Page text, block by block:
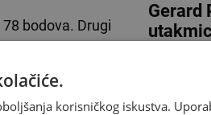
bodova. Drugi
dvije najbolje
Gerard
Vlasnik
Gerard
mjeseca
korisničkog iskustva.